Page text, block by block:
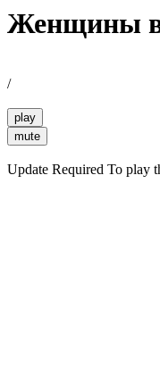
Женщины в
/
play
mute
Update Required To play